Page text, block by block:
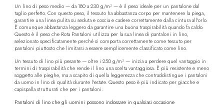
Un lino di peso medio — da 180 a 230 g/m² — è il peso ideale per un pantalone dal
taglio perfetto. Con questo peso, il tessuto ha abbastanza corpo per mantenere la piega,
garantire una linea pulita su seduta e coscia e cadere correttamente dalla cintura all'orlo.
È comunque abbastanza leggero da garantire una buona traspirabilità quando fa caldo.
Questo è il peso che Rota Pantaloni utilizza per la sua linea di pantaloni in lino,
selezionato specificatamente perché si comporta correttamente come tessuto per
pantaloni piuttosto che limitarsi a essere semplicemente classificato come lino.
Un tessuto di lino più pesante — oltre i 250 g/m² — inizia a perdere quel vantaggio in
termini di traspirabilità che rende il lino una scelta vantaggiosa. È più resistente e meno
soggetto alle pieghe, ma a scapito di quella leggerezza che contraddistingue i pantaloni
da uomo in lino di qualità durante l'estate. Questo peso è più indicato per giacche e
capispalla strutturati che per i pantaloni.
Pantaloni di lino che gli uomini possono indossare in qualsiasi occasione